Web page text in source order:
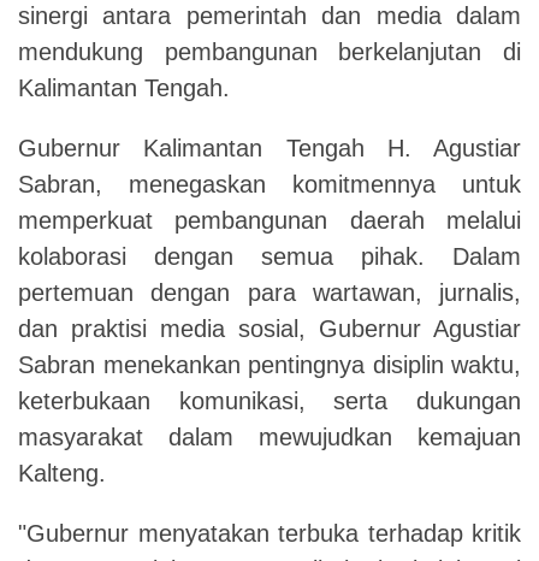
sinergi antara pemerintah dan media dalam
mendukung pembangunan berkelanjutan di
Kalimantan Tengah.
Gubernur Kalimantan Tengah H. Agustiar
Sabran, menegaskan komitmennya untuk
memperkuat pembangunan daerah melalui
kolaborasi dengan semua pihak. Dalam
pertemuan dengan para wartawan, jurnalis,
dan praktisi media sosial, Gubernur Agustiar
Sabran menekankan pentingnya disiplin waktu,
keterbukaan komunikasi, serta dukungan
masyarakat dalam mewujudkan kemajuan
Kalteng.
"Gubernur menyatakan terbuka terhadap kritik